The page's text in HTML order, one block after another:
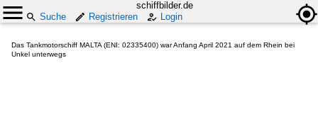
schiffbilder.de
Suche
Registrieren Login
Das Tankmotorschiff MALTA (ENI: 02335400) war Anfang April 2021 auf dem Rhein bei
Unkel unterwegs